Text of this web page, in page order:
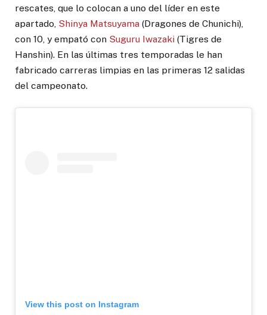
rescates, que lo colocan a uno del líder en este
apartado, Shinya Matsuyama (Dragones de Chunichi),
con 10, y empató con Suguru Iwazaki (Tigres de
Hanshin). En las últimas tres temporadas le han
fabricado carreras limpias en las primeras 12 salidas
del campeonato.
View this post on Instagram